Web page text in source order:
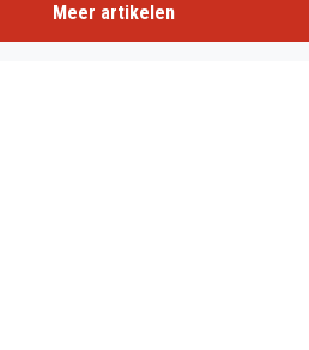
Meer artikelen